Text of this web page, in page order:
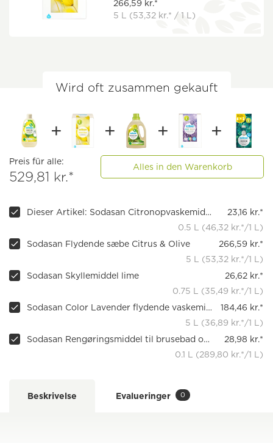
266,59 kr.*
5 L (53,32 kr.* / 1 L)
Wird oft zusammen gekauft
Preis für alle:
529,81 kr.*
Alles in den Warenkorb
Dieser Artikel: Sodasan Citronopvaskemiddel, 500 ml
23,16 kr.*
0.5 L (46,32 kr.*/1 L)
Sodasan Flydende sæbe Citrus & Olive
266,59 kr.*
5 L (53,32 kr.*/1 L)
Sodasan Skyllemiddel lime
26,62 kr.*
0.75 L (35,49 kr.*/1 L)
Sodasan Color Lavender flydende vaskemiddel
184,46 kr.*
5 L (36,89 kr.*/1 L)
Sodasan Rengøringsmiddel til brusebad og badekar
28,98 kr.*
0.1 L (289,80 kr.*/1 L)
Beskrivelse Evalueringer 0